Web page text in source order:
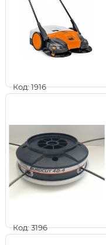
Код: 1916
Код: 3196